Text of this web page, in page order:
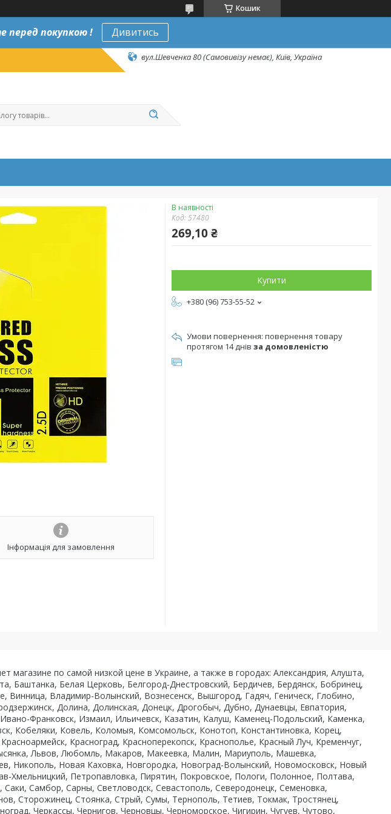
Кошик
перед покупкою ! Дивитись
вул.Шевченка 80 (Самовивізу немає), Київ, Україна
Інформація для замовлення
В наявності
Код:57480
269,10 ₴
Купити
+380 (96) 753-55-52
повернення товару
протягом 14 днів за домовленістю
магазине по самой низкой цене в Украине, а также в городах: Александрия, Алушта,
Баштанка, Белая Церковь, Белгород-Днестровский, Бердичев, Бердянск, Бобринец,
Владимир-Волынский, Вознесенск, Вышгород, Гадяч, Геническ, Глобино,
Долина, Долинская, Донецк, Дрогобыч, Дубно, Дунаевцы, Евпатория,
Франковск, Измаил, Ильичевск, Казатин, Калуш, Каменец-Подольский, Каменка,
Кобеляки, Ковель, Коломыя, Комсомольск, Конотоп, Константиновка, Корец,
Красноград, Красноперекопск, Краснополье, Красный Луч, Кременчуг,
Львов, Любомль, Макаров, Макеевка, Малин, Мариуполь, Машевка,
Новая Каховка, Новгородка, Новоград-Волынский, Новомосковск, Новый
Хмельницкий, Петропавловка, Пирятин, Покровское, Пологи, Полонное, Полтава,
Самбор, Сарны, Светловодск, Севастополь, Северодонецк, Семеновка,
Сторожинец, Стоянка, Стрый, Сумы, Тернополь, Тетиев, Токмак, Тростянец,
Черкассы, Чернигов, Черновцы, Черноморское, Чигирин, Чугуев, Чутово,